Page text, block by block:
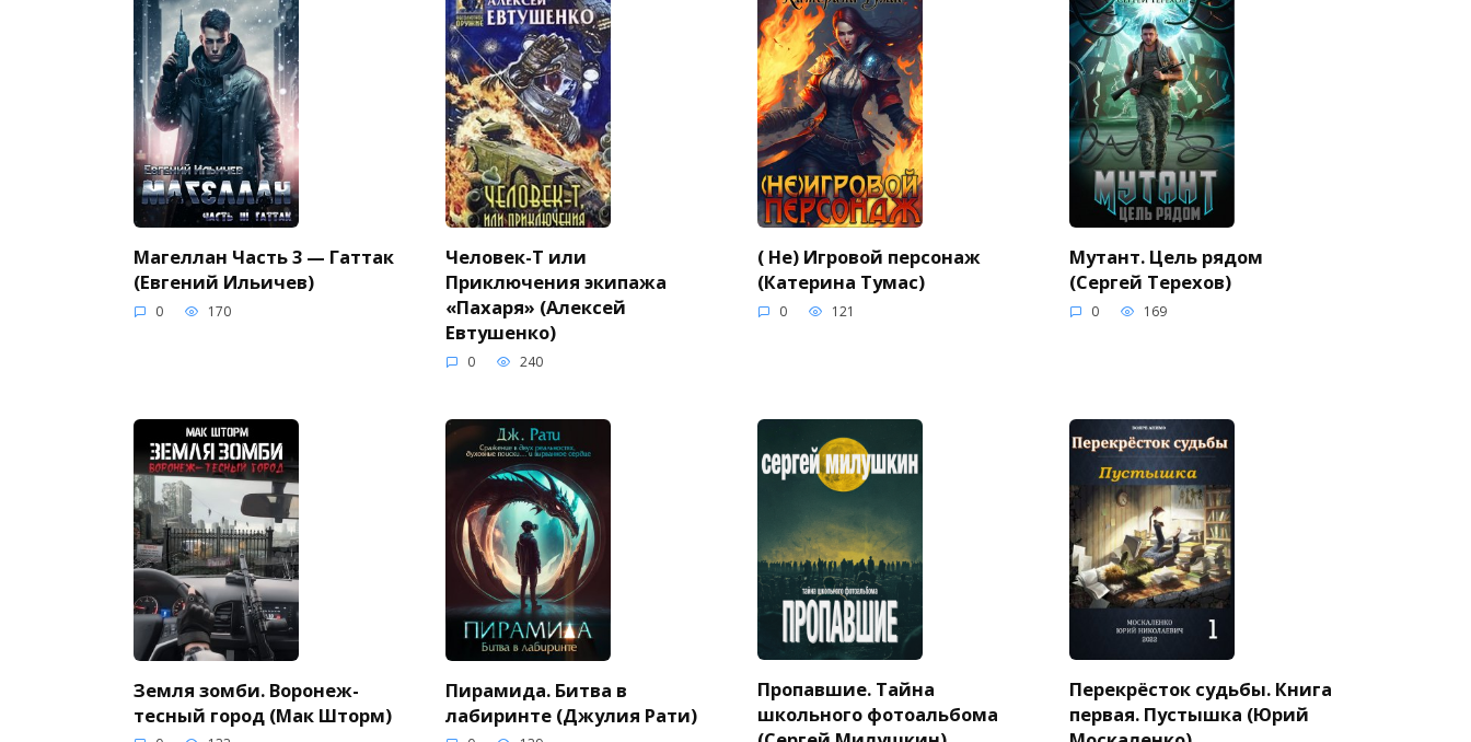
Магеллан Часть 3 — Гаттак
(Евгений Ильичев)
0 170
Человек-Т или
Приключения экипажа
«Пахаря» (Алексей
Евтушенко)
0 240
( Не) Игровой персонаж
(Катерина Тумас)
0 121
Мутант. Цель рядом
(Сергей Терехов)
0 169
Земля зомби. Воронеж-
тесный город (Мак Шторм)
Пирамида. Битва в
лабиринте (Джулия Рати)
Пропавшие. Тайна
школьного фотоальбома
Перекрёсток судьбы. Книга
первая. Пустышка (Юрий